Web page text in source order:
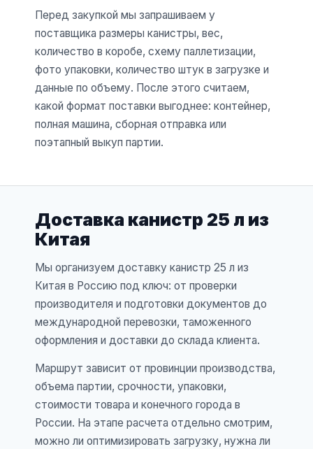
Перед закупкой мы запрашиваем у
поставщика размеры канистры, вес,
количество в коробе, схему паллетизации,
фото упаковки, количество штук в загрузке и
данные по объему. После этого считаем,
какой формат поставки выгоднее: контейнер,
полная машина, сборная отправка или
поэтапный выкуп партии.
Доставка канистр 25 л из
Китая
Мы организуем доставку канистр 25 л из
Китая в Россию под ключ: от проверки
производителя и подготовки документов до
международной перевозки, таможенного
оформления и доставки до склада клиента.
Маршрут зависит от провинции производства,
объема партии, срочности, упаковки,
стоимости товара и конечного города в
России. На этапе расчета отдельно смотрим,
можно ли оптимизировать загрузку, нужна ли